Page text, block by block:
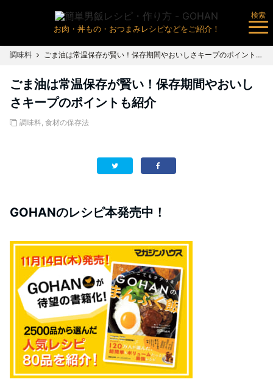
お肉・丼もの・おつまみレシピなどをご紹介！
検索
調味料 ごま油は常温保存が賢い！保存期間やおいしさキープのポイントも紹介
ごま油は常温保存が賢い！保存期間やおいし
さキープのポイントも紹介
調味料, 食材の保存法
GOHANのレシピ本発売中！